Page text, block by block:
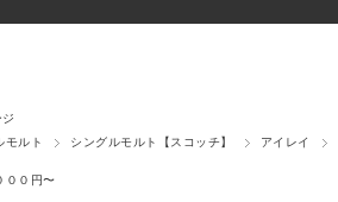
モルト
シングルモルト【スコッチ】 アイレイ
００円〜